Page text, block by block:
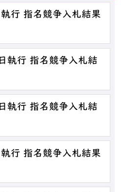
行 指名競争入札結果
執行 指名競争入札結
執行 指名競争入札結
行 指名競争入札結果